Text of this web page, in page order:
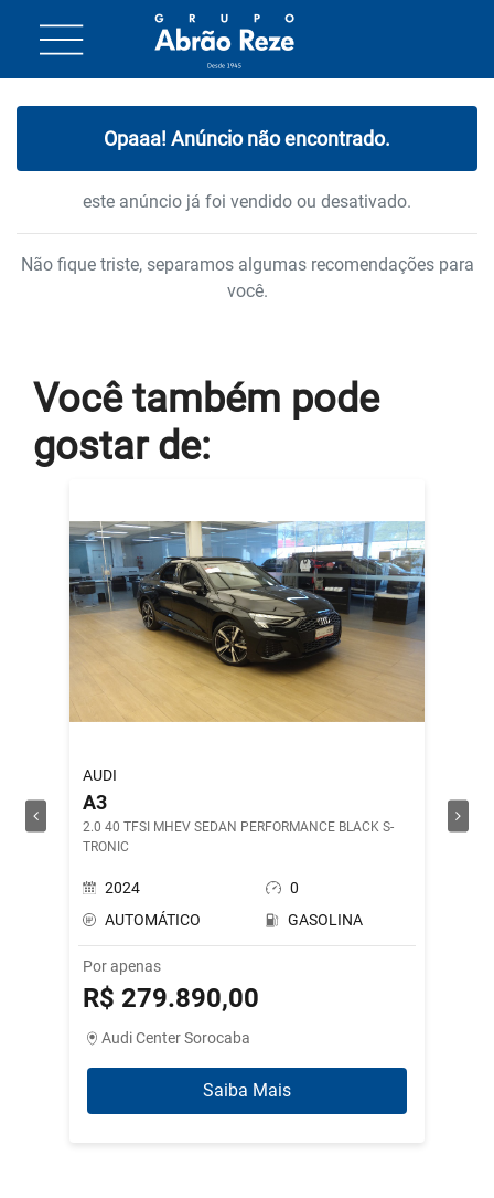
Opaaa! Anúncio não encontrado.
este anúncio já foi vendido ou desativado.
Não fique triste, separamos algumas recomendações para
você.
Você também pode
gostarde:
AUDI
A3
2.0 40 TFSI MHEV SEDAN PERFORMANCE BLACK S-
TRONIC
2024
0
AUTOMÁTICO
GASOLINA
Por apenas
R$ 279.890,00
Audi Center Sorocaba
Saiba Mais
DRILL